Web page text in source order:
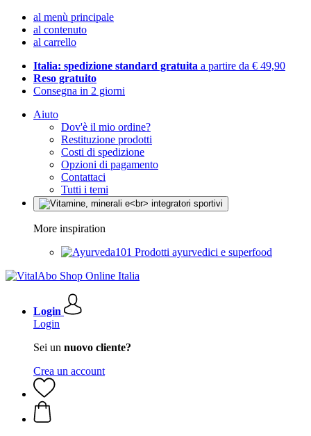
al menù principale
al contenuto
al carrello
Italia: spedizione standard gratuita a partire da € 49,90
Reso gratuito
Consegna in 2 giorni
Aiuto
Dov'è il mio ordine?
Restituzione prodotti
Costi di spedizione
Opzioni di pagamento
Contattaci
Tutti i temi
More inspiration
Prodotti ayurvedici e superfood
Login
Login
Sei un nuovo cliente?
Crea un account